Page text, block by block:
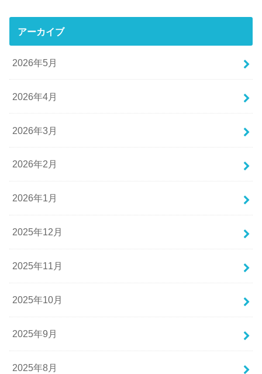
アーカイブ
2026年5月
2026年4月
2026年3月
2026年2月
2026年1月
2025年12月
2025年11月
2025年10月
2025年9月
2025年8月